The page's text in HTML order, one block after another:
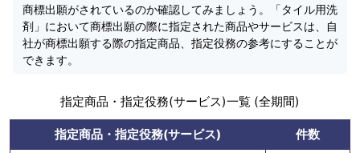
商標出願がされているのか確認してみましょう。「タイル用洗
剤」において商標出願の際に指定された商品やサービスは、自
社が商標出願する際の指定商品、指定役務の参考にすることが
できます。
指定商品・指定役務(サービス)一覧 (全期間)
指定商品・指定役務(サービス) 件数